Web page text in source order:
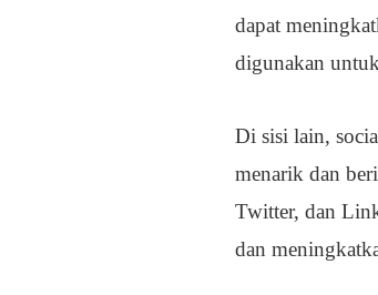
dapat
digunakan
Di sisi lain,
menarik dan
Twitter, dan
dan